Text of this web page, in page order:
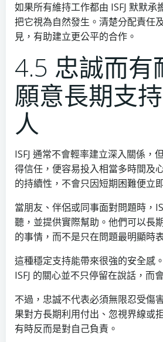
如果所有維持工作都由 ISFJ 默默承
把它視為自然發生。清楚分配責任
見，有助建立更公平的合作。
4.5 忠誠而有
願意長期支
人
ISFJ 通常不會輕率建立深入關係，
得信任，便容易投入相當多時間及
的持續性，不會只因短期困難便立
當朋友、伴侶或同事面對問題時，
聽，並提供實際幫助。他們可以長
的事情，而不是只在問題最明顯時
這種穩定支持能帶來很強的安全感
ISFJ 的關心並不只停留在說話，而
不過，忠誠不代表必須無限忍受傷
果對方長期利用付出、忽視界線或
有時反而是對自己負責。